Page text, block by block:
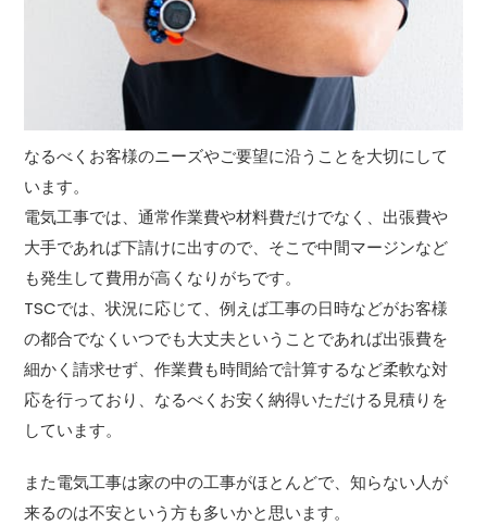
なるべくお客様のニーズやご要望に沿うことを大切にして
います。
電気工事では、通常作業費や材料費だけでなく、出張費や
大手であれば下請けに出すので、そこで中間マージンなど
も発生して費用が高くなりがちです。
TSCでは、状況に応じて、例えば工事の日時などがお客様
の都合でなくいつでも大丈夫ということであれば出張費を
細かく請求せず、作業費も時間給で計算するなど柔軟な対
応を行っており、なるべくお安く納得いただける見積りを
しています。
また電気工事は家の中の工事がほとんどで、知らない人が
来るのは不安という方も多いかと思います。